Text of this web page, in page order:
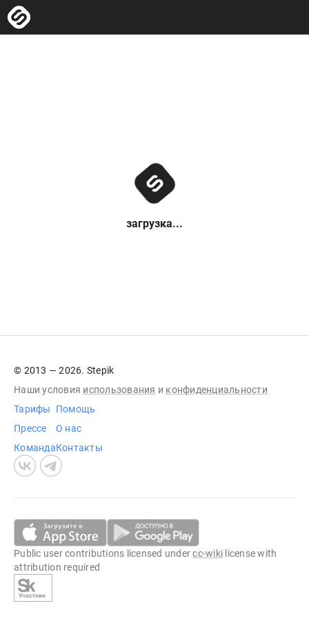
загрузка...
© 2013 — 2026. Stepik
Наши условия использования и конфиденциальности
Тарифы
Прессе
Команда
Помощь
О нас
Контакты
Public user contributions licensed undercc-wiki license with
attribution required